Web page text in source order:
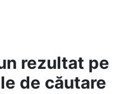
rezultat pe
de căutare